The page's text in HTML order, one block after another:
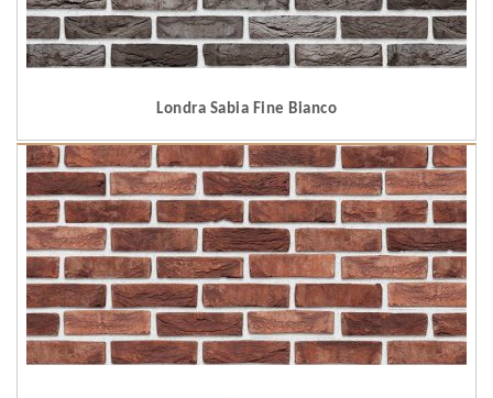
Londra Sabia Fine Bianco